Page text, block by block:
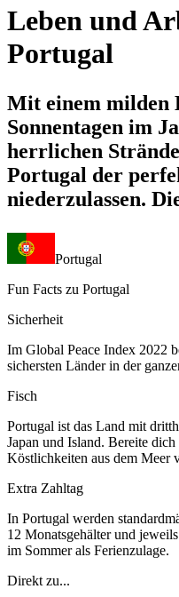
1
Leben und
Portugal
Mit einem milden
Sonnentagen im
herrlichen
Portugal der
niederzulassen.
Portugal
Fun Facts zu Portugal
Sicherheit
Im Global Peace Index 2022
sichersten Länder in der
Fisch
Portugal ist das Land mit
Japan und Island. Bereite
Köstlichkeiten aus dem Meer
Extra Zahltag
In Portugal werden
12 Monatsgehälter und
im Sommer als Ferienzulage.
Direkt zu...